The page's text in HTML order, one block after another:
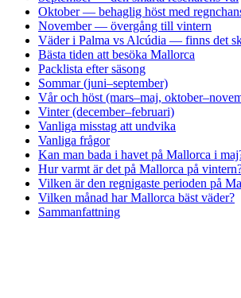
Oktober — behaglig höst med
November — övergång till vintern
Väder i Palma vs Alcúdia — finns det
Bästa tiden att besöka Mallorca
Packlista efter säsong
Sommar (juni–september)
Vår och höst (mars–maj,
Vinter (december–februari)
Vanliga misstag att undvika
Vanliga frågor
Kan man bada i havet på Mallorca i
Hur varmt är det på Mallorca på
Vilken är den regnigaste perioden på
Vilken månad har Mallorca bäst väder?
Sammanfattning